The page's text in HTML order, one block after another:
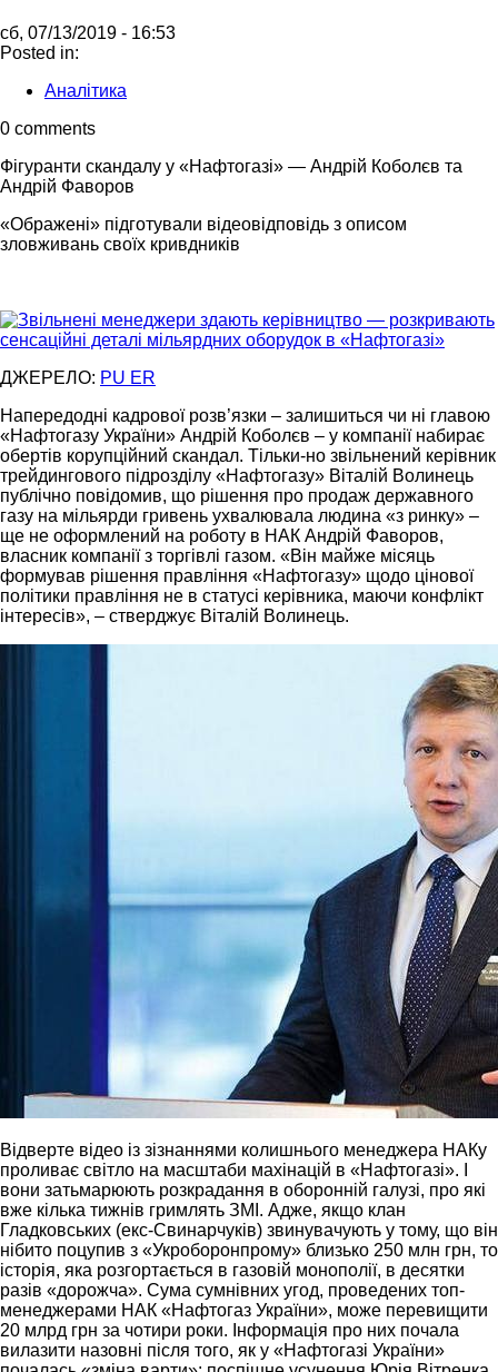
сб, 07/13/2019 - 16:53
Posted in:
Аналітика
0 comments
Фігуранти скандалу у «Нафтогазі» — Андрій Коболєв та
Андрій Фаворов
«Ображені» підготували відеовідповідь з описом
зловживань своїх кривдників
ДЖЕРЕЛО: PU ER
Напередодні кадрової розв’язки – залишиться чи ні главою
«Нафтогазу України» Андрій Коболєв – у компанії набирає
обертів корупційний скандал. Тільки-но звільнений керівник
трейдингового підрозділу «Нафтогазу» Віталій Волинець
публічно повідомив, що рішення про продаж державного
газу на мільярди гривень ухвалювала людина «з ринку» –
ще не оформлений на роботу в НАК Андрій Фаворов,
власник компанії з торгівлі газом. «Він майже місяць
формував рішення правління «Нафтогазу» щодо цінової
політики правління не в статусі керівника, маючи конфлікт
інтересів», – стверджує Віталій Волинець.
Відверте відео із зізнаннями колишнього менеджера НАКу
проливає світло на масштаби махінацій в «Нафтогазі». І
вони затьмарюють розкрадання в оборонній галузі, про які
вже кілька тижнів гримлять ЗМІ. Адже, якщо клан
Гладковських (екс-Свинарчуків) звинувачують у тому, що він
нібито поцупив з «Укроборонпрому» близько 250 млн грн, то
історія, яка розгортається в газовій монополії, в десятки
разів «дорожча». Сума сумнівних угод, проведених топ-
менеджерами НАК «Нафтогаз України», може перевищити
20 млрд грн за чотири роки. Інформація про них почала
вилазити назовні після того, як у «Нафтогазі України»